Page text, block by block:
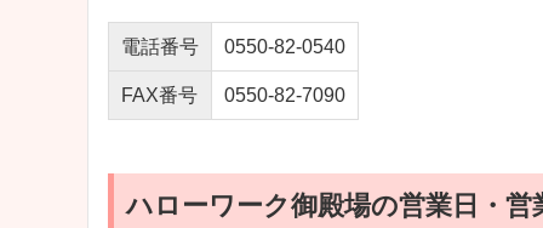
電話番号 0550-82-0540
FAX番号 0550-82-7090
ハローワーク御殿場の営業日・営